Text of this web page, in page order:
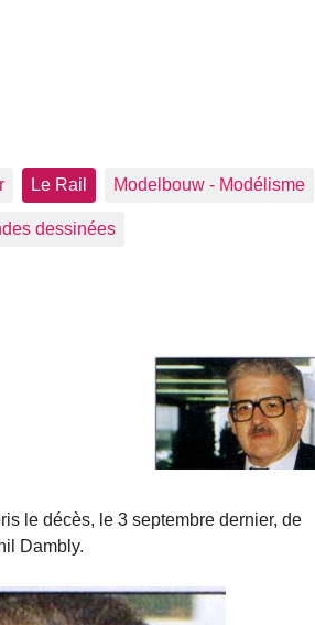
Le Rail Modelbouw - Modélisme
dessinées
le décès, le 3 septembre dernier, de
Dambly.